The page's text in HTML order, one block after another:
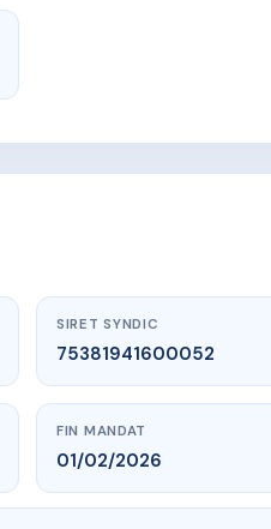
SIRET SYNDIC
75381941600052
FIN MANDAT
01/02/2026